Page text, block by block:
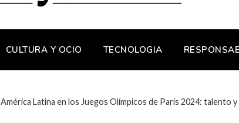
CULTURA Y OCIO TECNOLOGIA
América Latina en los Juegos Olímpicos de París 2024: talento